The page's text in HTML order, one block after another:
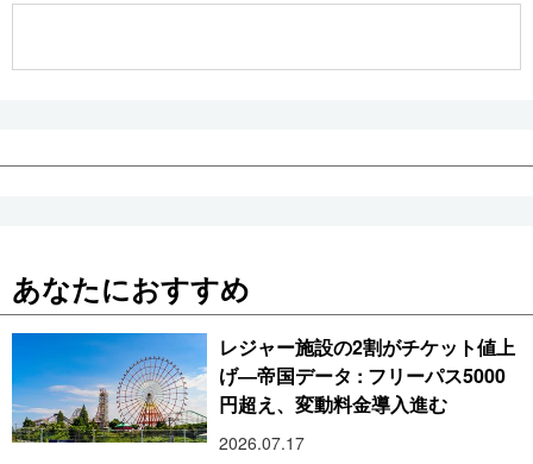
あなたにおすすめ
レジャー施設の2割がチケット値上
げ―帝国データ : フリーパス5000
円超え、変動料金導入進む
2026.07.17